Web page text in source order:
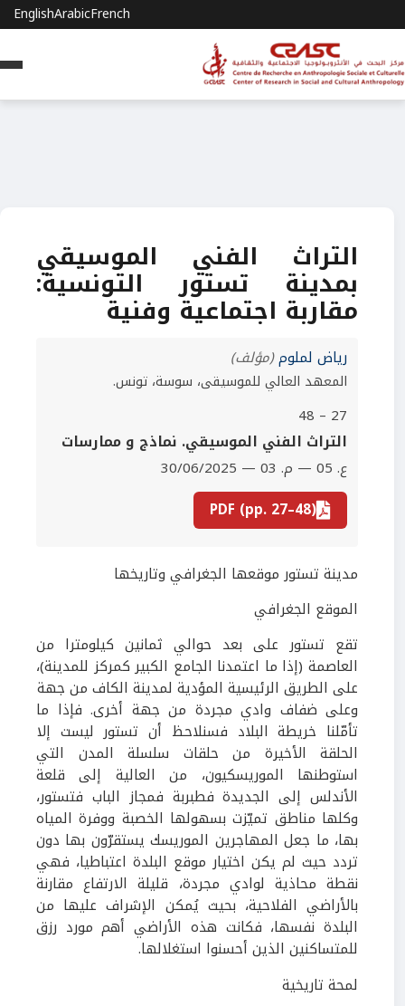
French
Arabic
English
التراث الفني الموسيقي
بمدينة تستور التونسية:
مقاربة اجتماعية وفنية
رياض لملوم(مؤلف)
المعهد العالي للموسيقى، سوسة، تونس.
27 – 48
‫التراث الفني الموسيقي. نماذج و ممارسات
ع. 05 — م. 03 — 30/06/2025
PDF (pp. 27–48)
مدينة تستور موقعها الجغرافي وتاريخها
الموقع الجغرافي
تقع تستور على بعد حوالي ثمانين كيلومترا من
العاصمة (إذا ما اعتمدنا الجامع الكبير كمركز للمدينة)،
على الطريق الرئيسية المؤدية لمدينة الكاف من جهة
وعلى ضفاف وادي مجردة من جهة أخرى. فإذا ما
تأمّلنا خريطة البلاد فسنلاحظ أن تستور ليست إلا
الحلقة الأخيرة من حلقات سلسلة المدن التي
استوطنها الموريسكيون، من العالية إلىقلعة
الأندلس إلى الجديدة فطبربة فمجاز الباب فتستور،
وكلها مناطق تميّزت بسهولها الخصبة ووفرة المياه
بها، ما جعل المهاجرين الموريسك يستقرّون بها دون
تردد حيث لم يكن اختيار موقع البلدة اعتباطيا، فهي
نقطة محاذية لوادي مجردة، قليلة الارتفاع مقارنة
بالأراضي الفلاحية، بحيث يُمكن الإشراف عليها من
البلدة نفسها، فكانت هذه الأراضي أهم مورد رزق
للمتساكنين الذين أحسنوا استغلالها.
لمحة تاريخية